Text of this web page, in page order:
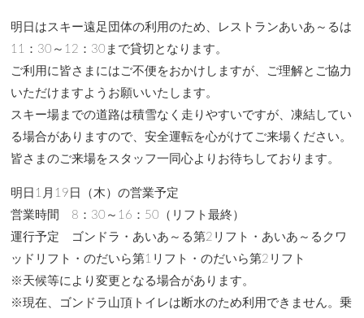
明日はスキー遠足団体の利用のため、レストランあいあ～るは
11：30～12：30まで貸切となります。
ご利用に皆さまにはご不便をおかけしますが、ご理解とご協力
いただけますようお願いいたします。
スキー場までの道路は積雪なく走りやすいですが、凍結してい
る場合がありますので、安全運転を心がけてご来場ください。
皆さまのご来場をスタッフ一同心よりお待ちしております。
明日1月19日（木）の営業予定
営業時間 8：30～16：50（リフト最終）
運行予定 ゴンドラ・あいあ～る第2リフト・あいあ～るクワ
ッドリフト・のだいら第1リフト・のだいら第2リフト
※天候等により変更となる場合があります。
※現在、ゴンドラ山頂トイレは断水のため利用できません。乗